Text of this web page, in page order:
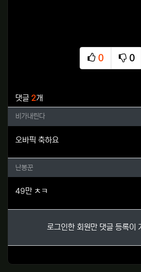
0
추천
0
비
댓글 2개
비가내린다님의 댓글
비가내린다
오바픽 축하요
난봉꾼님의 댓글
난봉꾼
49만 ㅊㅋ
로그인한 회원만 댓글 등록이